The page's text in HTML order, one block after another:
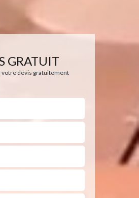
GRATUIT
votre devis gratuitement